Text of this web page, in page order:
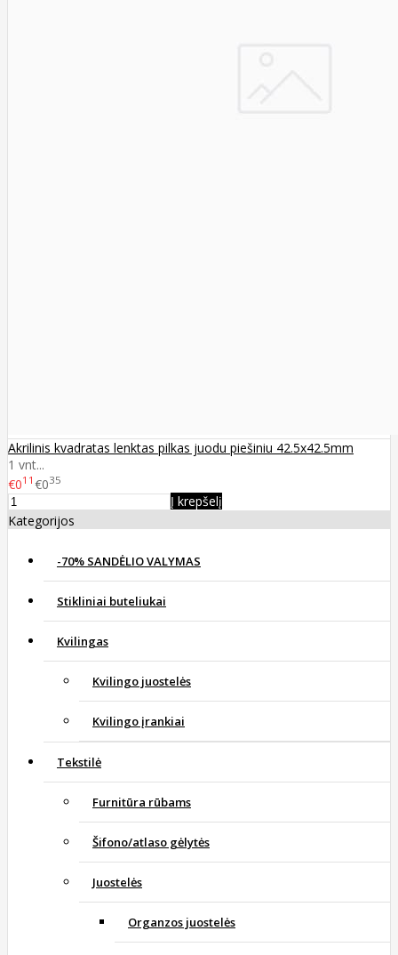
Akrilinis kvadratas lenktas pilkas juodu piešiniu 42.5x42.5mm
1 vnt...
€011 €035
Į krepšelį
Kategorijos
-70% SANDĖLIO VALYMAS
Stikliniai buteliukai
Kvilingas
Kvilingo juostelės
Kvilingo įrankiai
Tekstilė
Furnitūra rūbams
Šifono/atlaso gėlytės
Juostelės
Organzos juostelės